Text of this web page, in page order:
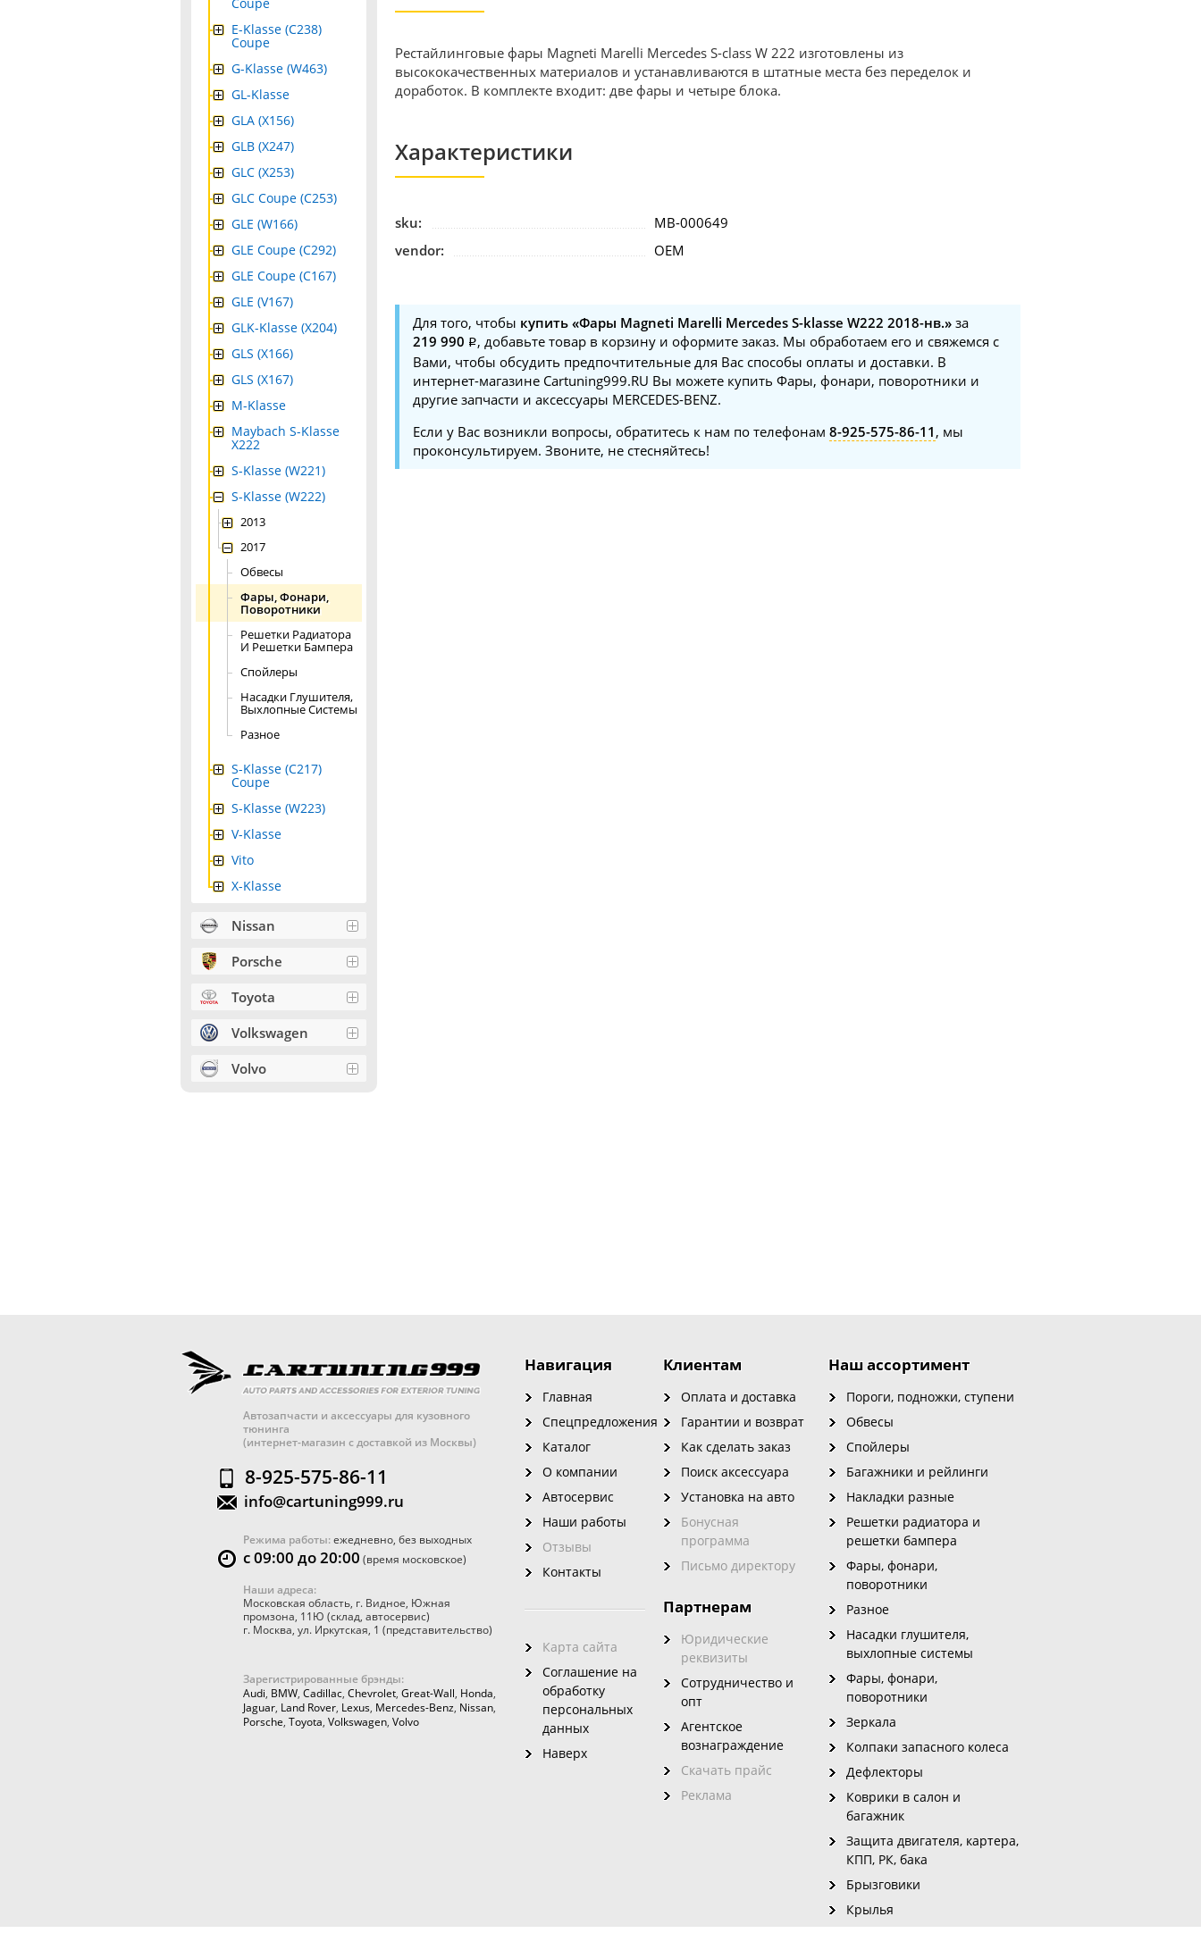
Рестайлинговые фары Magneti Marelli Mercedes S-class W 222 изготовлены из
высококачественных материалов и устанавливаются в штатные места без переделок и
доработок. В комплекте входит: две фары и четыре блока.
Характеристики
sku:
MB-000649
vendor:
OEM
Для того, чтобы купить «Фары Magneti Marelli Mercedes S-klasse W222 2018-нв.» за
219 990
, добавьте товар в корзину и оформите заказ. Мы обработаем его и свяжемся с
Вами, чтобы обсудить предпочтительные для Вас способы оплаты и доставки. В
интернет-магазине Cartuning999.RU Вы можете купить Фары, фонари, поворотники и
другие запчасти и аксессуары MERCEDES-BENZ.
Если у Вас возникли вопросы, обратитесь к нам по телефонам 8-925-575-86-11 , мы
проконсультируем. Звоните, не стесняйтесь!
E-Klasse (C238)
Coupe
G-Klasse (W463)
GL-Klasse
GLA (X156)
GLB (X247)
GLC (X253)
GLC Coupe (C253)
GLE (W166)
GLE Coupe (C292)
GLE Coupe (C167)
GLE (V167)
GLK-Klasse (X204)
GLS (X166)
GLS (X167)
M-Klasse
Maybach S-Klasse
X222
S-Klasse (W221)
S-Klasse (W222)
2013
2017
Обвесы
Фары, Фонари,
Поворотники
Решетки Радиатора
И Решетки Бампера
Спойлеры
Насадки Глушителя,
Выхлопные Системы
Разное
S-Klasse (C217)
Coupe
S-Klasse (W223)
V-Klasse
Vito
X-Klasse
Nissan
Porsche
Toyota
Volkswagen
Volvo
Автозапчасти и аксессуары для кузовного
тюнинга
(интернет-магазин с доставкой из Москвы)
8-925-575-86-11
info@cartuning999.ru
Режима работы:ежедневно, без выходных
с 09:00 до 20:00 (время московское)
Наши адреса:
Московская область, г. Видное, Южная
промзона, 11Ю (склад, автосервис)
г. Москва, ул. Иркутская, 1 (представительство)
Зарегистрированные брэнды:
Audi, BMW, Cadillac, Chevrolet, Great-Wall, Honda,
Jaguar, Land Rover, Lexus, Mercedes-Benz, Nissan,
Porsche, Toyota, Volkswagen, Volvo
Наш ассортимент
Пороги, подножки, ступени
Обвесы
Спойлеры
Багажники и рейлинги
Накладки разные
Решетки радиатора и
решетки бампера
Фары, фонари,
поворотники
Разное
Насадки глушителя,
выхлопные системы
Фары, фонари,
поворотники
Зеркала
Колпаки запасного колеса
Дефлекторы
Коврики в салон и
багажник
Защита двигателя, картера,
КПП, РК, бака
Брызговики
Крылья
Навигация
Главная
Спецпредложения
Каталог
О компании
Автосервис
Наши работы
Отзывы
Контакты
Карта сайта
Соглашение на
обработку
персональных
данных
Наверх
Клиентам
Оплата и доставка
Гарантии и возврат
Как сделать заказ
Поиск аксессуара
Установка на авто
Бонусная
программа
Письмо директору
Партнерам
Юридические
реквизиты
Сотрудничество и
опт
Агентское
вознаграждение
Скачать прайс
Реклама